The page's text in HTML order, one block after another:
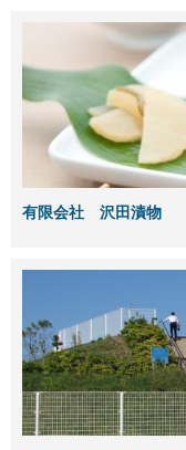
有限会社 沢田漬物